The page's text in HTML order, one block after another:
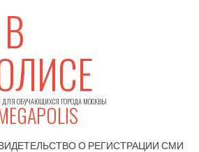
ОБУЧАЮЩИХСЯ ГОРОДА МОСКВЫ
О РЕГИСТРАЦИИСМИ